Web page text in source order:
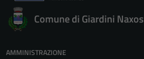
Comune di Giardini Naxos
AMMINISTRAZIONE